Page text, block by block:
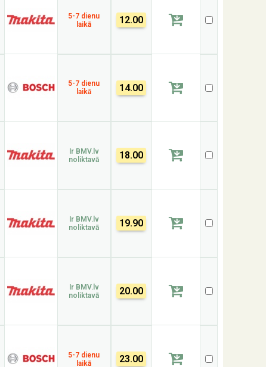
5-7 dienu
laikā
12.00
5-7 dienu
laikā
14.00
Ir BMV.lv
noliktavā
18.00
Ir BMV.lv
noliktavā
19.90
Ir BMV.lv
noliktavā
20.00
5-7 dienu
laikā
23.00